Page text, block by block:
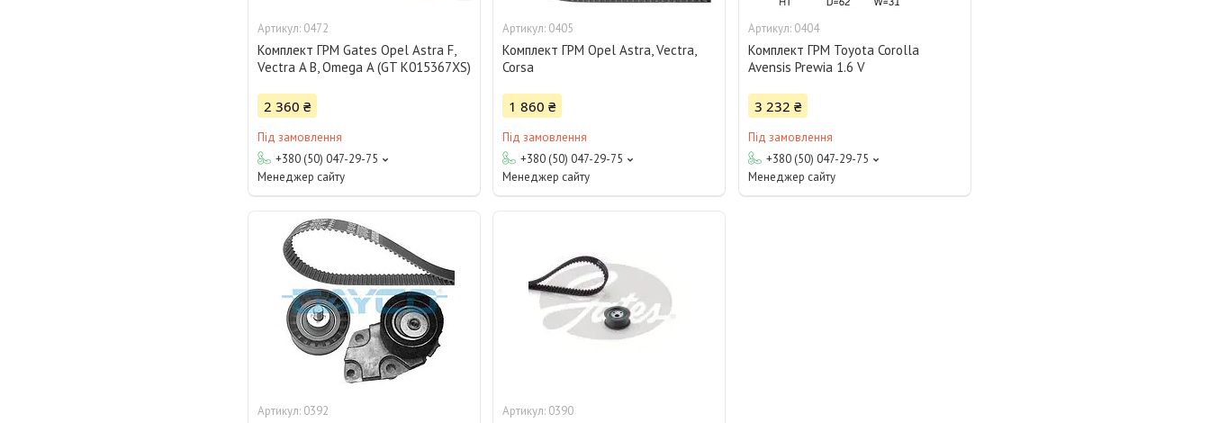
0472
Комплект ГРМ Gates Opel Astra F,
Vectra A B, Omega A (GT K015367XS)
2 360 ₴
Під замовлення
+380 (50) 047-29-75
Менеджер сайту
0405
Комплект ГРМ Opel Astra, Vectra,
Corsa
1 860 ₴
Під замовлення
+380 (50) 047-29-75
Менеджер сайту
0404
Комплект ГРМ Toyota Corolla
Avensis Prewia 1.6 V
3 232 ₴
Під замовлення
+380 (50) 047-29-75
Менеджер сайту
0392 0390